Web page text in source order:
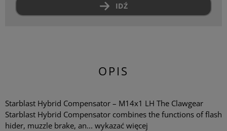
IDŹ
OPIS
Starblast Hybrid Compensator – M14x1 LH The Clawgear
Starblast Hybrid Compensator combines the functions of flash
hider, muzzle brake, an... wykazać więcej